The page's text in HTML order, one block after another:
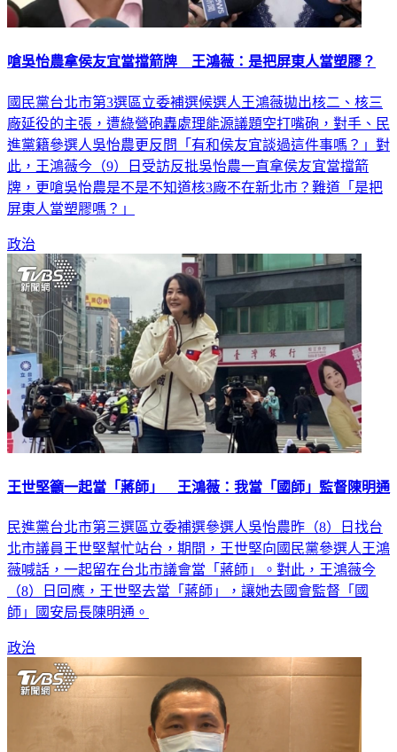
嗆吳怡農拿侯友宜當擋箭牌 王鴻薇：是把屏東人當塑膠？
國民黨台北市第3選區立委補選候選人王鴻薇拋出核二、核三
廠延役的主張，遭綠營砲轟處理能源議題空打嘴砲，對手、民
進黨籍參選人吳怡農更反問「有和侯友宜談過這件事嗎？」對
此，王鴻薇今（9）日受訪反批吳怡農一直拿侯友宜當擋箭
牌，更嗆吳怡農是不是不知道核3廠不在新北市？難道「是把
屏東人當塑膠嗎？」
政治
王世堅籲一起當「蔣師」 王鴻薇：我當「國師」監督陳明通
民進黨台北市第三選區立委補選參選人吳怡農昨（8）日找台
北市議員王世堅幫忙站台，期間，王世堅向國民黨參選人王鴻
薇喊話，一起留在台北市議會當「蔣師」。對此，王鴻薇今
（8）日回應，王世堅去當「蔣師」，讓她去國會監督「國
師」國安局長陳明通。
政治